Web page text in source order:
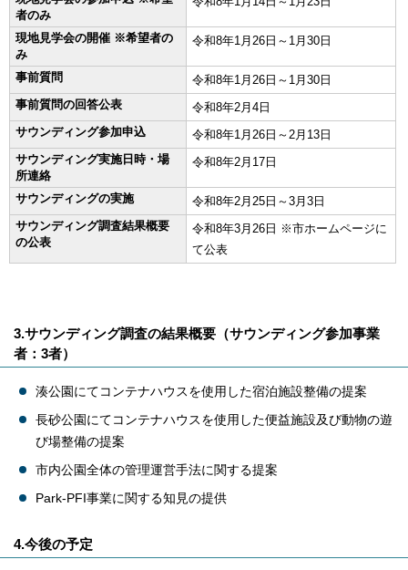
者のみ
現地見学会の開催 ※希望者の
み
令和8年1月26日～1月30日
事前質問
令和8年1月26日～1月30日
事前質問の回答公表
令和8年2月4日
サウンディング参加申込
令和8年1月26日～2月13日
サウンディング実施日時・場
所連絡
令和8年2月17日
サウンディングの実施
令和8年2月25日～3月3日
サウンディング調査結果概要
の公表
令和8年3月26日 ※市ホームページに
て公表
3.サウンディング調査の結果概要（サウンディング参加事業
者：3者）
湊公園にてコンテナハウスを使用した宿泊施設整備の提案
長砂公園にてコンテナハウスを使用した便益施設及び動物の遊
び場整備の提案
市内公園全体の管理運営手法に関する提案
Park-PFI事業に関する知見の提供
4.今後の予定